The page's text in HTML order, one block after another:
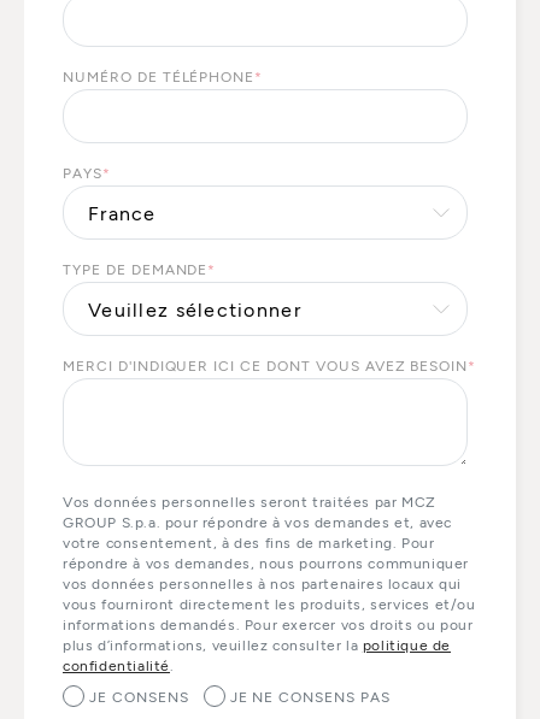
NUMÉRO DE TÉLÉPHONE *
PAYS*
TYPE DE DEMANDE *
MERCI D'INDIQUER ICI CE DONT VOUS AVEZ BESOIN *
Vos données personnelles seront traitées par MCZ
GROUP S.p.a. pour répondre à vos demandes et, avec
votre consentement, à des fins de marketing. Pour
répondre à vos demandes, nous pourrons communiquer
vos données personnelles à nos partenaires locaux qui
vous fourniront directement les produits, services et/ou
informations demandés. Pour exercer vos droits ou pour
plus d’informations, veuillez consulter la politique de
confidentialité
JE CONSENS
JE NE CONSENS PAS